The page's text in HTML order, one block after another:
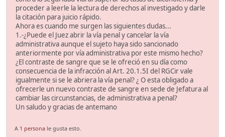
proceder a leerle la lectura de derechos al investigado y darle
la citación para juicio rápido.
Ahora es cuando me surgen las siguientes dudas...
1.-¿Puede el Juez abrir la vía penal y cancelar la vía
administrativa aunque el sujeto haya sido sancionado
anteriormente por vía administrativa por este mismo hecho?
¿El contraste de sangre que se le ofreció en su día como
consecuencia de la infracción al Art. 20.1.5I del RGCir vale
igualmente si se le abriera la vía penal? ¿ O esta obligado a
ofrecerle un nuevo contraste de sangre en sede de Jefatura al
cambiar las circunstancias, de administrativa a penal?
Un saludo y gracias de antemano
A 1 persona le gusta esto.